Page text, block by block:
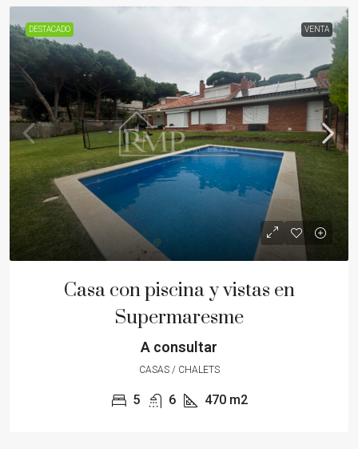
DESTACADO VENTA
Casa con piscina y vistas en
Supermaresme
A consultar
CASAS / CHALETS
5 6 470 m2